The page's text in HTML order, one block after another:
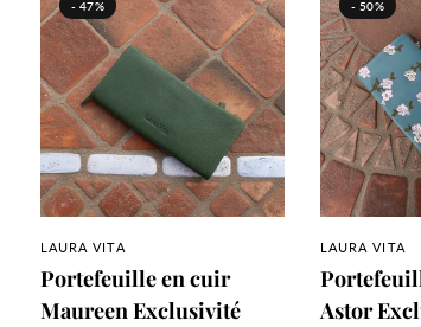
- 47%
APERÇU RAPIDE
LAURA VITA
Portefeuille en cuir
Maureen Exclusivité
- 50%
LAURA VITA
Astor